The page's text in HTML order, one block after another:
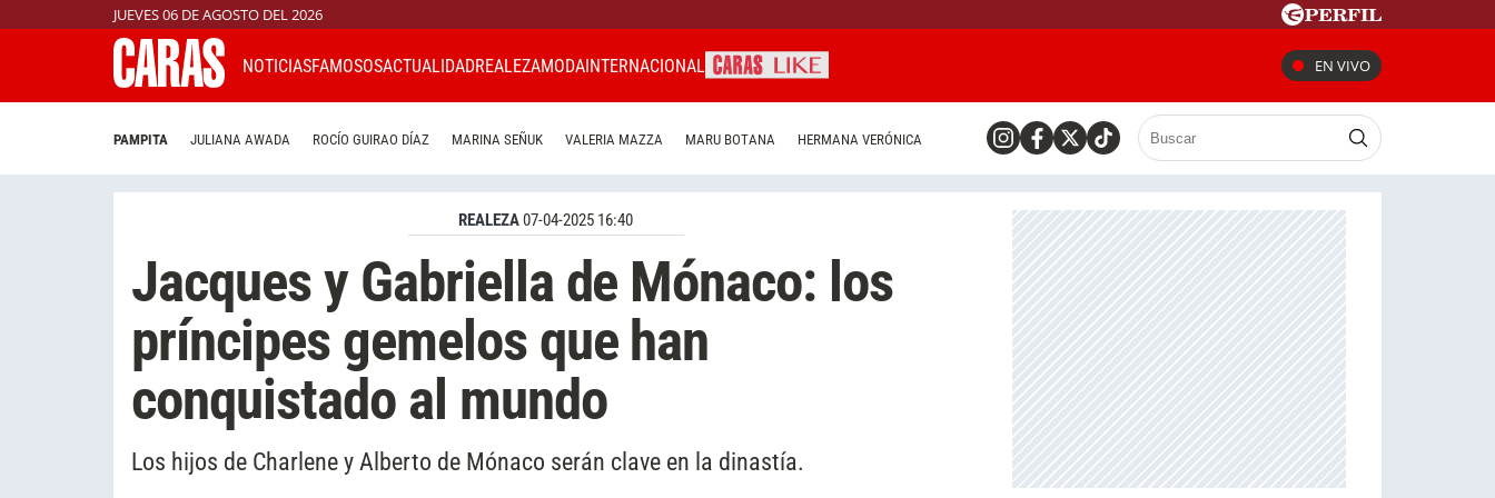
JUEVES 06 DE AGOSTO DEL 2026
NOTICIASFAMOSOSACTUALIDADREALEZAMODAINTERNACIONAL EN VIVO
PAMPITA JULIANA AWADA ROCÍO GUIRAO DÍAZ MARINA SEÑUK VALERIA MAZZA MARU BOTANA HERMANA VERÓNICA
REALEZA07-04-2025 16:40
Jacques y Gabriella de Mónaco: los
príncipes gemelos que han
conquistado al mundo
Los hijos de Charlene y Alberto de Mónaco serán clave en la dinastía.